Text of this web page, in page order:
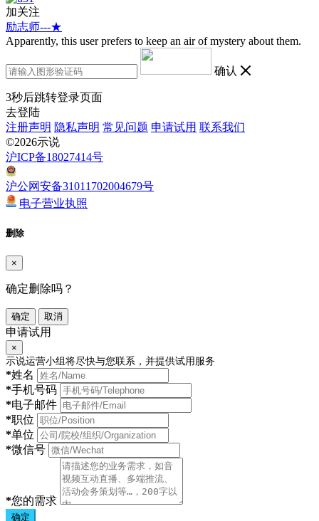
加关注
励志师---★
Apparently, this user prefers to keep an air of mystery about them.
确认
3秒后跳转登录页面
去登陆
注册声明 隐私声明 常见问题 申请试用 联系我们
©2026示说
沪ICP备18027414号
沪公网安备31011702004679号
电子营业执照
删除
×
确定删除吗？
确定 取消
申请试用
×
示说运营小组将尽快与您联系，并提供试用服务
*姓名
*手机号码
*电子邮件
*职位
*单位
*微信号
*您的需求
确定